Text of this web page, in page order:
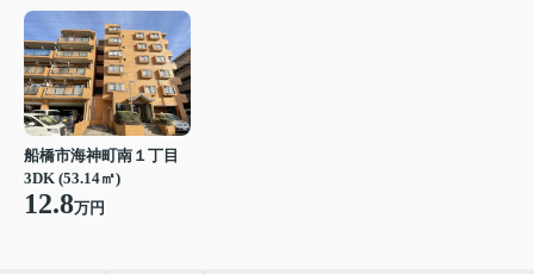
船橋市海神町南１丁目
3DK (53.14㎡)
12.8万円